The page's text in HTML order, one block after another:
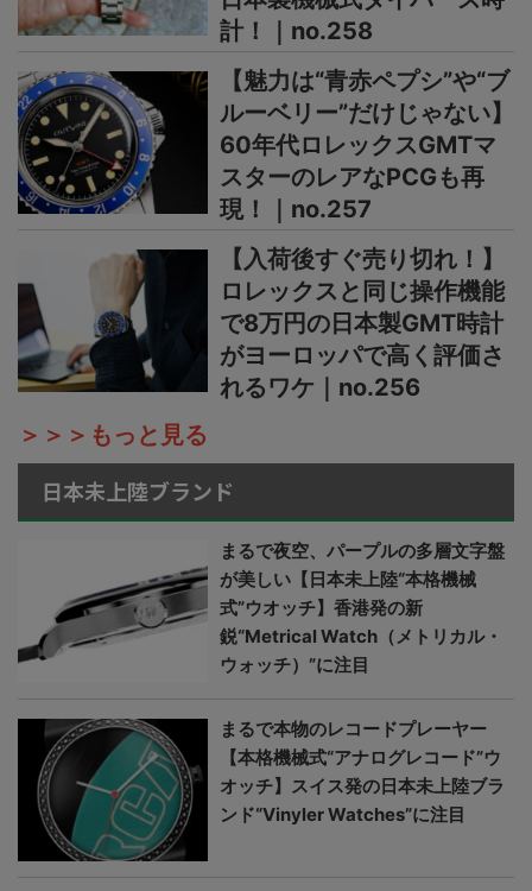
計！｜no.258
【魅力は“青赤ペプシ”や“ブ
ルーベリー”だけじゃない】
60年代ロレックスGMTマ
スターのレアなPCGも再
現！｜no.257
【入荷後すぐ売り切れ！】
ロレックスと同じ操作機能
で8万円の日本製GMT時計
がヨーロッパで高く評価さ
れるワケ｜no.256
＞＞＞もっと見る
日本未上陸ブランド
まるで夜空、パープルの多層文字盤
が美しい【日本未上陸“本格機械
式”ウオッチ】香港発の新
鋭“Metrical Watch（メトリカル・
ウォッチ）”に注目
まるで本物のレコードプレーヤー
【本格機械式“アナログレコード”ウ
オッチ】スイス発の日本未上陸ブラ
ンド“Vinyler Watches”に注目